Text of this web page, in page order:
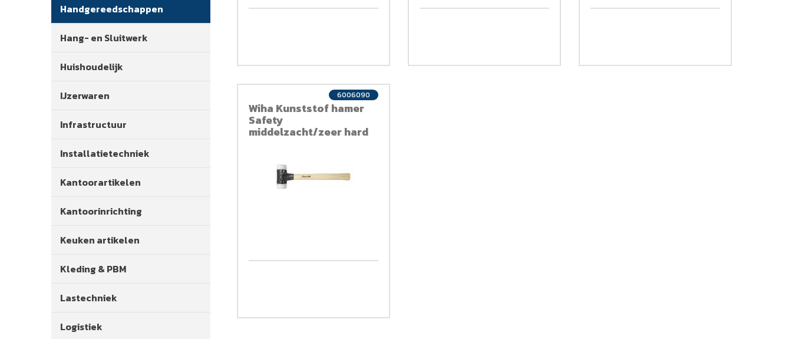
Handgereedschappen
Hang- en Sluitwerk
Huishoudelijk
IJzerwaren
Infrastructuur
Installatietechniek
Kantoorartikelen
Kantoorinrichting
Keuken artikelen
Kleding & PBM
Lastechniek
Logistiek
Wiha Kunststof hamer
Safety
middelzacht/zeer hard
6006090